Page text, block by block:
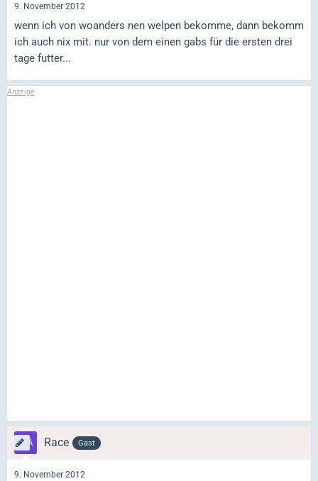
9. November 2012
wenn ich von woanders nen welpen bekomme, dann bekomm
ich auch nix mit. nur von dem einen gabs für die ersten drei
tage futter...
Race Gast
9. November 2012